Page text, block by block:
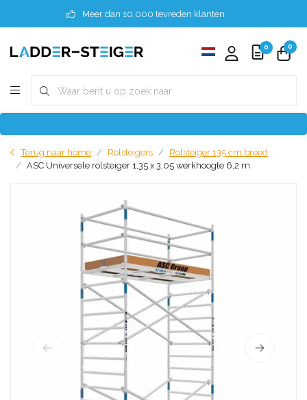
Meer dan 10.000 tevreden klanten
0 0
Terug naar home Rolsteigers
Rolsteiger 135 cm breed
ASC Universele rolsteiger 1,35 x 3,05 werkhoogte 6,2 m